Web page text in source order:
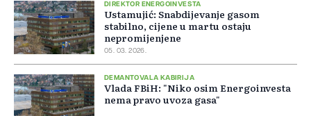
DIREKTOR ENERGOINVESTA
Ustamujić: Snabdijevanje gasom
stabilno, cijene u martu ostaju
nepromijenjene
05. 03. 2026.
DEMANTOVALA KABIRIJA
Vlada FBiH: "Niko osim Energoinvesta
nema pravo uvoza gasa"